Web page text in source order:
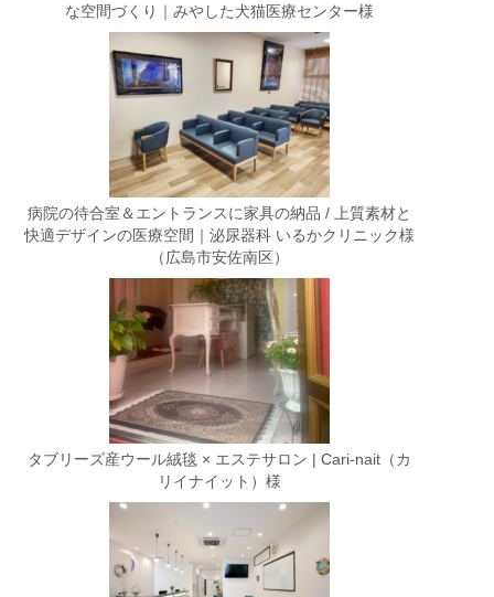
な空間づくり｜みやした犬猫医療センター様
病院の待合室＆エントランスに家具の納品 / 上質素材と
快適デザインの医療空間｜泌尿器科 いるかクリニック様
（広島市安佐南区）
タブリーズ産ウール絨毯 × エステサロン | Cari-nait（カ
リイナイット）様